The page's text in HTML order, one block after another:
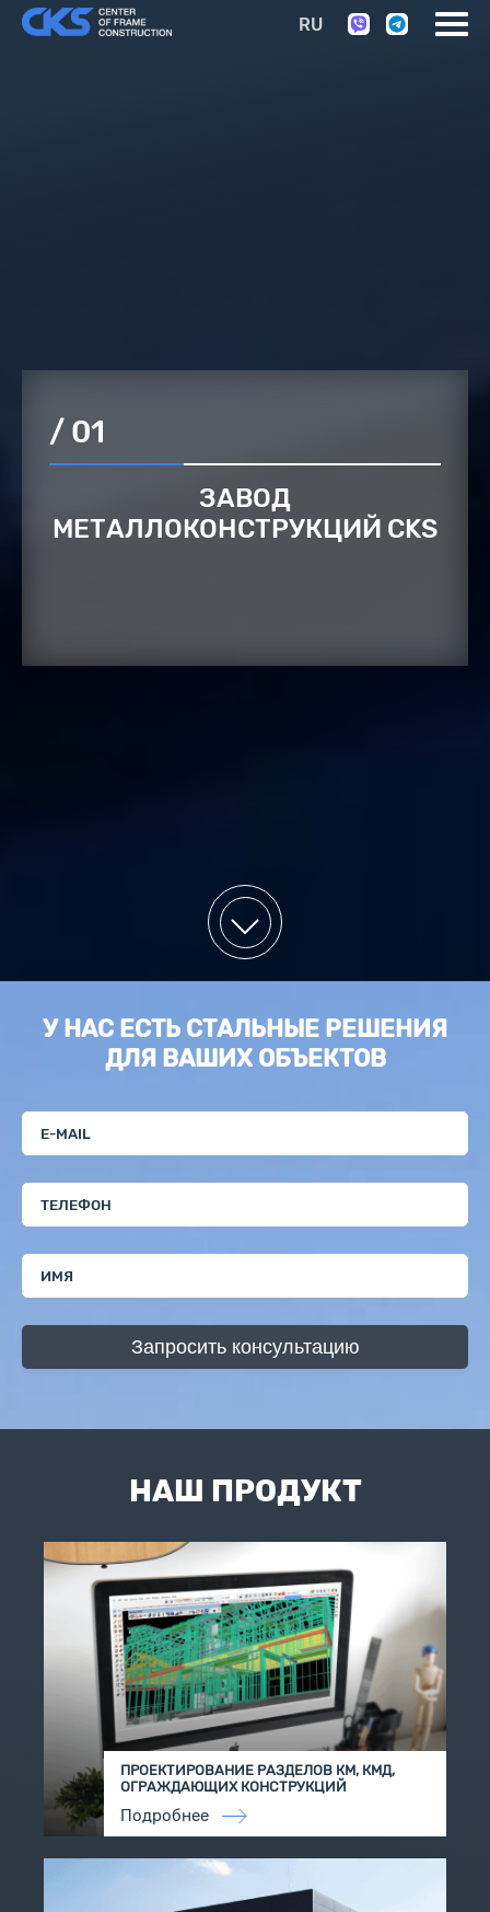
RU
/ 01
ЗАВОД
МЕТАЛЛОКОНСТРУКЦИЙ CKS
У НАС ЕСТЬ СТАЛЬНЫЕ РЕШЕНИЯ
ДЛЯ ВАШИХ ОБЪЕКТОВ
Запросить консультацию
НАШ ПРОДУКТ
ПРОЕКТИРОВАНИЕ РАЗДЕЛОВ КМ, КМД,
ОГРАЖДАЮЩИХ КОНСТРУКЦИЙ
Подробнее